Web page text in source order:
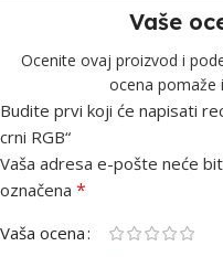
Vaše
Ocenite ovaj proizvod i
ocena pomaže
Budite prvi koji će napisati
crni RGB“
Vaša adresa e-pošte neće
označena *
Vaša ocena